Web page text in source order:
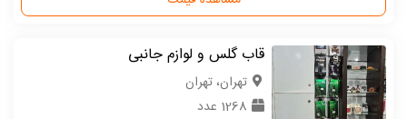
قاب گلس و لوازم جانبی
تهران، تهران
1268 عدد